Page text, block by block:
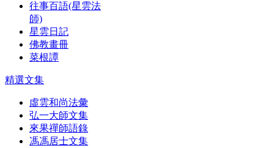
往事百語(星雲法
師)
星雲日記
佛教畫冊
菜根譚
精選文集
虛雲和尚法彙
弘一大師文集
來果禪師語錄
馮馮居士文集